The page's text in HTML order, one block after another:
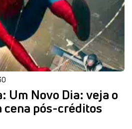
Um Novo Dia: veja o
cena pós-créditos